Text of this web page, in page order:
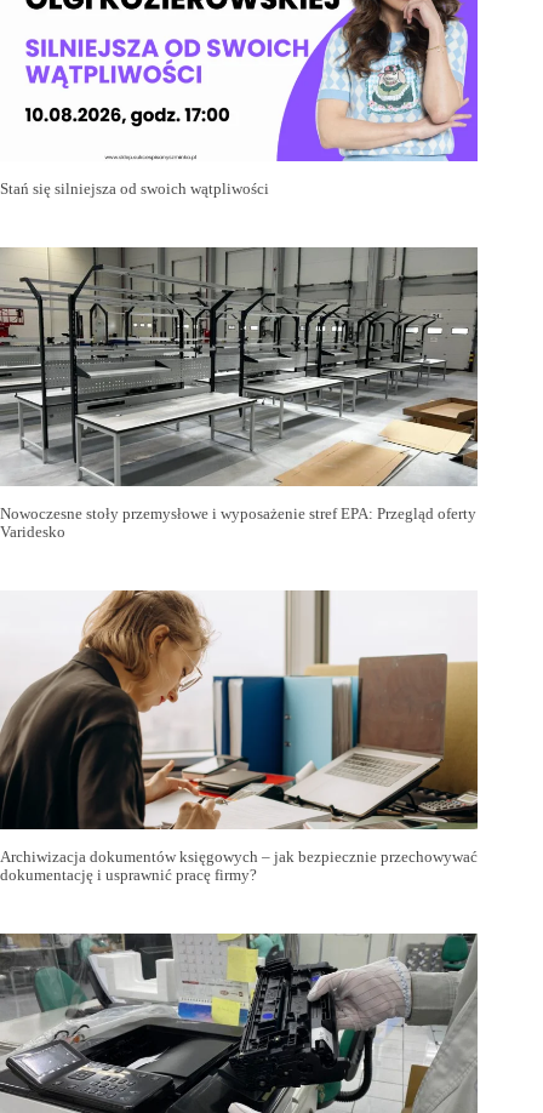
Stań się silniejsza od swoich wątpliwości
Nowoczesne stoły przemysłowe i wyposażenie stref EPA: Przegląd oferty
Varidesko
Archiwizacja dokumentów księgowych – jak bezpiecznie przechowywać
dokumentację i usprawnić pracę firmy?